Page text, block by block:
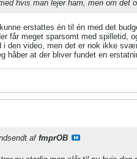
hvis man lejer ham, men om det
erstattes én til én med det
får meget sparsomt med spilletid,
i den video, men det er nok ikke
håber at der bliver fundet en
af fmprOB